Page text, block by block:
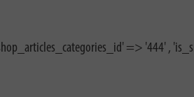
=> '444' ,